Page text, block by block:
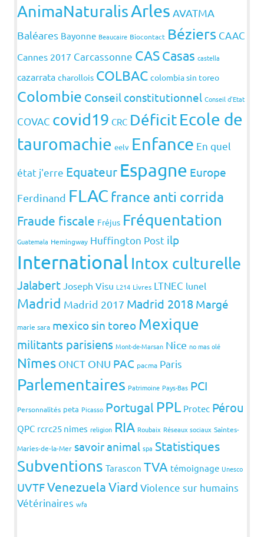
AnimaNaturalisArles AVATMA
Baléares Bayonne Beaucaire Biocontact Béziers CAAC
Cannes 2017 Carcassonne CASCasas castella
cazarrata charollois COLBAC colombia sin toreo
Colombie Conseil constitutionnel Conseil d'Etat
COVAC covid19 CRC DéficitEcole de
tauromachie eelv Enfance En quel
état j'erre Equateur Espagne Europe
Ferdinand FLAC france anti corrida
Fraude fiscale Fréjus Fréquentation
Guatemala Hemingway Huffington Post ilp
International Intox culturelle
Jalabert Joseph Visu L214 Livres LTNEC lunel
Madrid Madrid 2017 Madrid 2018 Margé
marie sara mexico sin toreo Mexique
militants parisiens Mont-de-Marsan Nice no mas olé
Nîmes ONCT ONU PAC pacma Paris
Parlementaires Patrimoine Pays-Bas PCI
Personnalités peta Picasso Portugal PPL Protec Pérou
QPC rcrc25 nimes religion RIA Roubaix Réseaux sociaux Saintes-
Maries-de-la-Mer savoir animal spa Statistiques
Subventions Tarascon TVA témoignage Unesco
UVTFVenezuelaViard Violence sur humains
Vétérinaires wfa